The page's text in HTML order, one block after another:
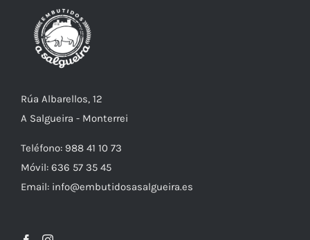
Rúa Albarellos, 12
A Salgueira - Monterrei
Teléfono: 988 41 10 73
Móvil: 636 57 35 45
Email: info@embutidosasalgueira.es